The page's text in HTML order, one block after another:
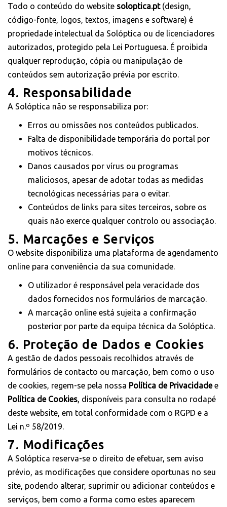
Todo o conteúdo do website soloptica.pt(design,
código-fonte, logos, textos, imagens e software) é
propriedade intelectual da Solóptica ou de licenciadores
autorizados, protegido pela Lei Portuguesa. É proibida
qualquer reprodução, cópia ou manipulação de
conteúdos sem autorização prévia por escrito.
4. Responsabilidade
A Solóptica não se responsabiliza por:
Erros ou omissões nos conteúdos publicados.
Falta de disponibilidade temporária do portal por
motivos técnicos.
Danos causados por vírus ou programas
maliciosos, apesar de adotar todas as medidas
tecnológicas necessárias para o evitar.
Conteúdos de links para sites terceiros, sobre os
quais não exerce qualquer controlo ou associação.
5. Marcações e Serviços
O website disponibiliza uma plataforma de agendamento
online para conveniência da sua comunidade.
O utilizador é responsável pela veracidade dos
dados fornecidos nos formulários de marcação.
A marcação online está sujeita a confirmação
posterior por parte da equipa técnica da Solóptica.
6. Proteção de Dados e Cookies
A gestão de dados pessoais recolhidos através de
formulários de contacto ou marcação, bem como o uso
de cookies, regem-se pela nossa Política de Privacidadee
Política de Cookies, disponíveis para consulta no rodapé
deste website, em total conformidade com o RGPD e a
Lei n.º 58/2019.
7. Modificações
A Solóptica reserva-se o direito de efetuar, sem aviso
prévio, as modificações que considere oportunas no seu
site, podendo alterar, suprimir ou adicionar conteúdos e
serviços, bem como a forma como estes aparecem